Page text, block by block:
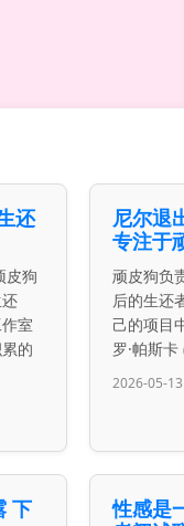
还
皮狗
室
的
尼尔退
专注于
顽皮狗负
后的生还
己的项目
罗·帕斯
2026-05-
下
性感是